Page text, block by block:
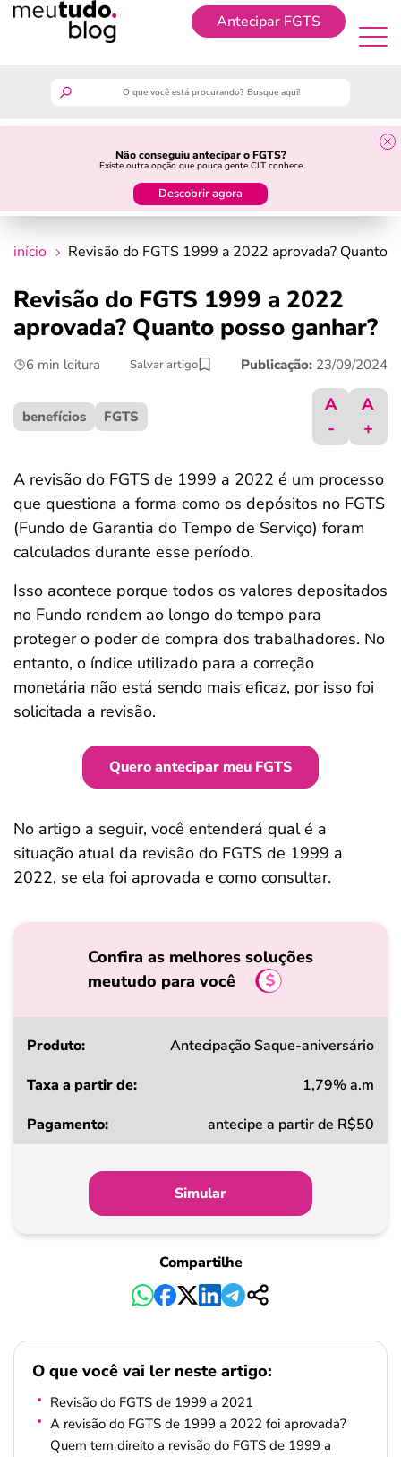
Antecipar FGTS
Não conseguiu antecipar o FGTS?
Existe outra opção que pouca gente CLT conhece
Descobrir agora
Antecipar FGTS
guia do trabalhador
crédito fácil
últimas notícias
ferramentas
início Revisão do FGTS 1999 a 2022 aprovada? Quanto
Revisão do FGTS 1999 a 2022
aprovada? Quanto posso ganhar?
6 min leitura Salvar artigo Publicação: 23/09/2024
benefícios FGTS
A
-
A
+
A revisão do FGTS de 1999 a 2022 é um processo
que questiona a forma como os depósitos no FGTS
(Fundo de Garantia do Tempo de Serviço) foram
calculados durante esse período.
Isso acontece porque todos os valores depositados
no Fundo rendem ao longo do tempo para
proteger o poder de compra dos trabalhadores. No
entanto, o índice utilizado para a correção
monetária não está sendo mais eficaz, por isso foi
solicitada a revisão.
Quero antecipar meu FGTS
No artigo a seguir, você entenderá qual é a
situação atual da revisão do FGTS de 1999 a
2022, se ela foi aprovada e como consultar.
Confira as melhores soluções
meutudo para você
Produto
a
Pagamento
Antecipação Saque-aniversário
1,79% a.m
antecipe a partir de R$50
Simular
Compartilhe
O que você vai ler neste artigo:
Revisão do FGTS de 1999 a 2021
A revisão do FGTS de 1999 a 2022 foi aprovada?
Quem tem direito a revisão do FGTS de 1999 a